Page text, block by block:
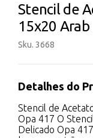
Stencil de
15x20
Sku. 3668
Detalhes do
Stencil de
Opa 417 O
Delicado Opa